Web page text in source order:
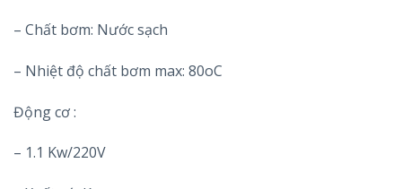
– Chất bơm: Nước sạch
– Nhiệt độ chất bơm max: 80oC
Động cơ :
– 1.1 Kw/220V